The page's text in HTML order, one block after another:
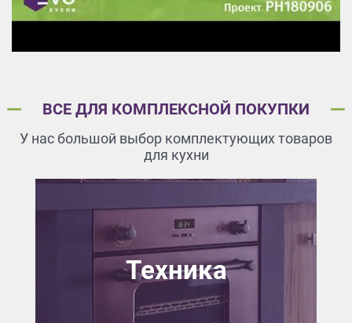
ВСЕ ДЛЯ КОМПЛЕКСНОЙ ПОКУПКИ
У нас большой выбор комплектующих товаров
для кухни
Техника